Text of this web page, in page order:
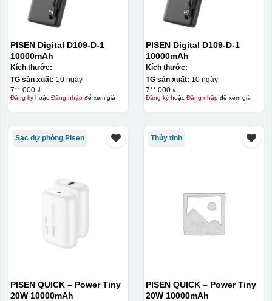
tặng khác. Kỹ thuật này cho phép in được nhiều màu sắc
khác nhau, độ bền cao, có thể in trên nhiều chất liệu và
phù hợp cho sản xuất số lượng lớn, tuy nhiên đòi hỏi
quy trình chuẩn bị kỹ lưỡng và chi phí setup ban đầu
tương đối cao.
PISEN Digital D109-D-1
10000mAh
Kích thước:
TG sản xuất: 10 ngày
7**.000 ₫
Đăng kýhoặc Đăng nhậpđể xem giá
PISEN Digital D109-D-1
10000mAh
Kích thước:
TG sản xuất: 10 ngày
7**.000 ₫
Đăng kýhoặc Đăng nhậpđể xem giá
Sạc dự phòng Pisen
PISEN QUICK – Power Tiny
20W 10000mAh
Thủy tinh
PISEN QUICK – Power Tiny
20W 10000mAh